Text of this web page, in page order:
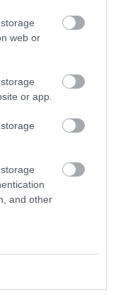
web or
or app.
and other